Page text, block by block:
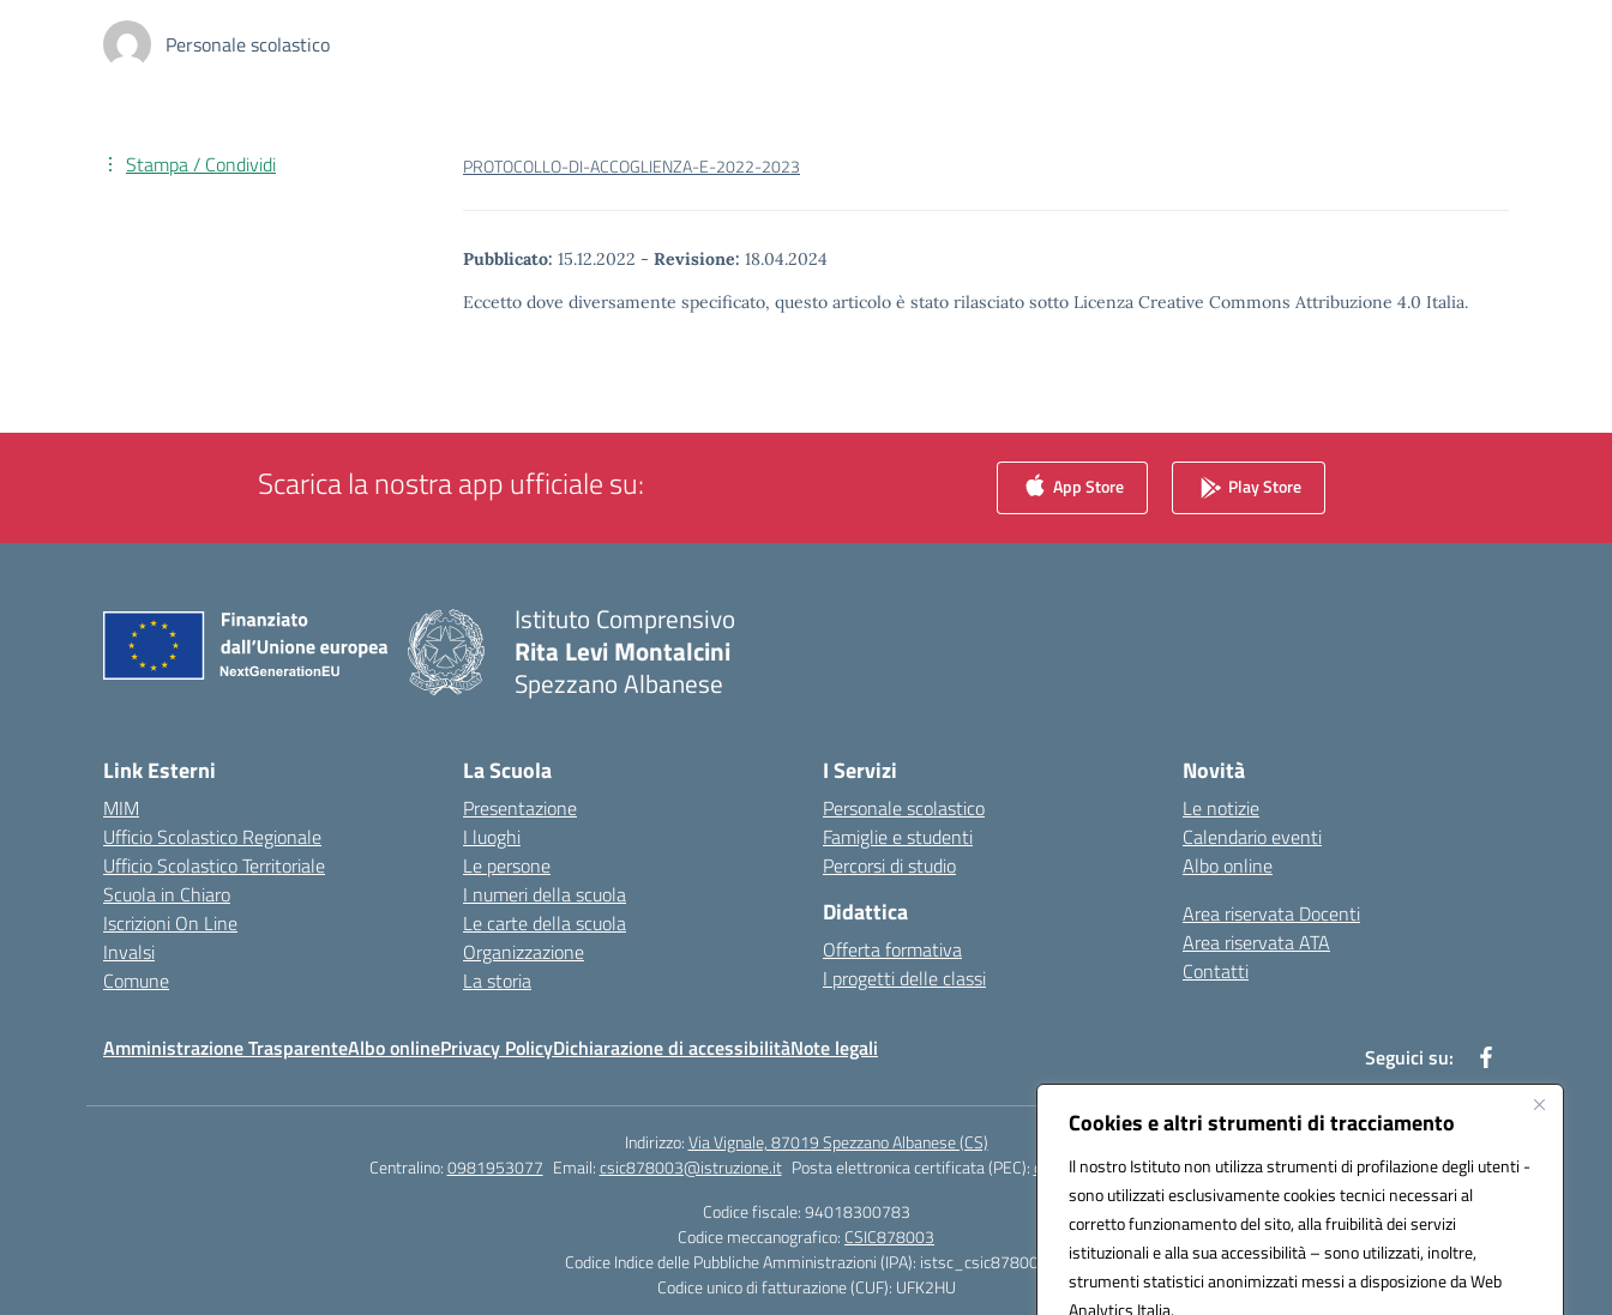
Cookies e altri strumenti di tracciamento
Il nostro Istituto non utilizza strumenti di profilazione degli utenti -
sono utilizzati esclusivamente cookies tecnici necessari al
corretto funzionamento del sito, alla fruibilità dei servizi
istituzionali e alla sua accessibilità – sono utilizzati, inoltre,
strumenti statistici anonimizzati messi a disposizione da Web
Analytics Italia.
Personale scolastico
PROTOCOLLO-DI-ACCOGLIENZA-E-2022-2023
Pubblicato: 15.12.2022 - Revisione: 18.04.2024
Eccetto dove diversamente specificato, questo articolo è stato rilasciato sotto Licenza Creative Commons Attribuzione 4.0 Italia.
Stampa / Condividi
Scarica la nostra app ufficiale su: App Store Play Store
Istituto Comprensivo
Rita Levi Montalcini
Spezzano Albanese
Link Esterni
MIM
Ufficio Scolastico Regionale
Ufficio Scolastico Territoriale
Scuola in Chiaro
Iscrizioni On Line
Invalsi
Comune
La Scuola
Presentazione
I luoghi
Le persone
I numeri della scuola
Le carte della scuola
Organizzazione
La storia
I Servizi
Personale scolastico
Famiglie e studenti
Percorsi di studio
Didattica
Offerta formativa
I progetti delle classi
Novità
Le notizie
Calendario eventi
Albo online
Area riservata Docenti
Area riservata ATA
Contatti
Amministrazione TrasparenteAlbo onlinePrivacy PolicyDichiarazione di accessibilitàNote legali Seguici su:
Indirizzo:Via Vignale, 87019 Spezzano Albanese (CS)
Centralino:0981953077 Email:csic878003@istruzione.it Posta elettronica certificata (PEC):csic878003@pec.istruzione.it
Codice fiscale: 94018300783
Codice meccanografico: CSIC878003
Codice Indice delle Pubbliche Amministrazioni (IPA): istsc_csic878003
Codice unico di fatturazione (CUF): UFK2HU